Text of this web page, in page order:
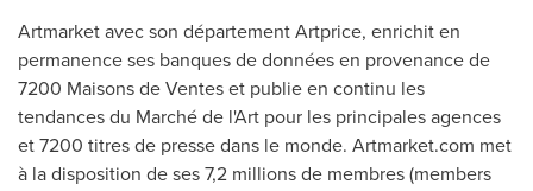
Artmarket avec son département Artprice, enrichit en
permanence ses banques de données en provenance de
7200 Maisons de Ventes et publie en continu les
tendances du Marché de l'Art pour les principales agences
et 7200 titres de presse dans le monde. Artmarket.com met
à la disposition de ses 7,2 millions de membres (members